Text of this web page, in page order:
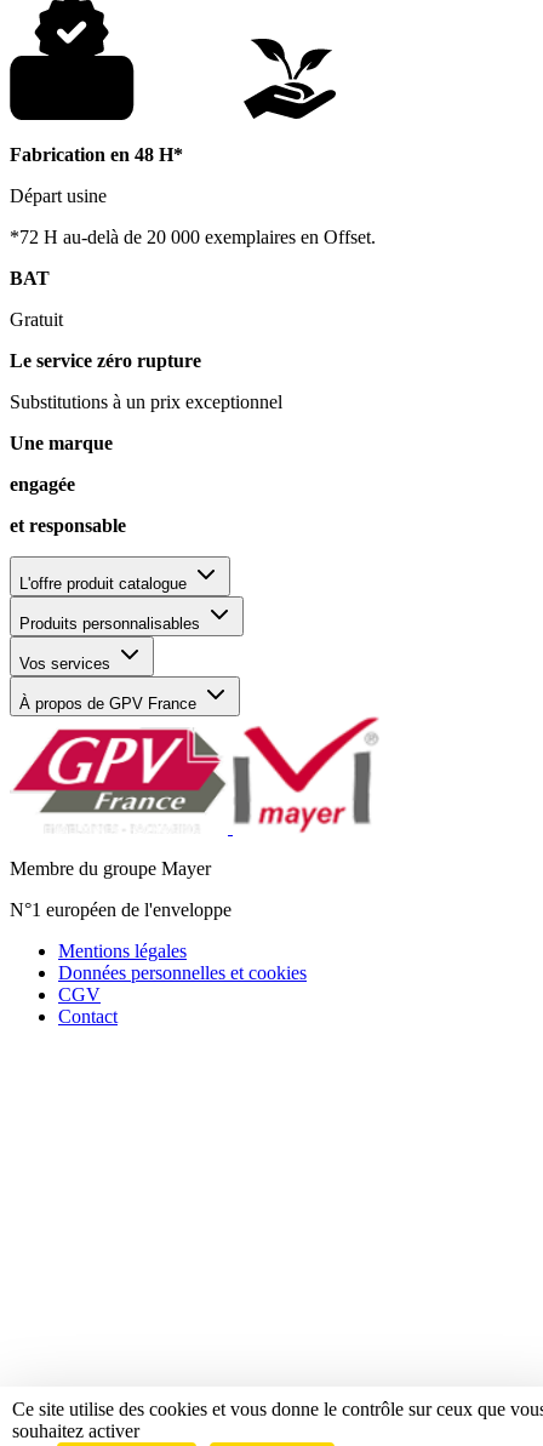
Ce site utilise des cookies et vous donne le contrôle sur ceux que
souhaitez activer
Fabrication en 48 H*
Départ usine
*72 H au-delà de 20 000 exemplaires en Offset.
BAT
Gratuit
Le service zéro rupture
Substitutions à un prix exceptionnel
Une marque
engagée
et responsable
L'offre produit catalogue
Produits personnalisables
Vos services
À propos de GPV France
Membre du groupe Mayer
N°1 européen de l'enveloppe
Mentions légales
Données personnelles et cookies
CGV
Contact